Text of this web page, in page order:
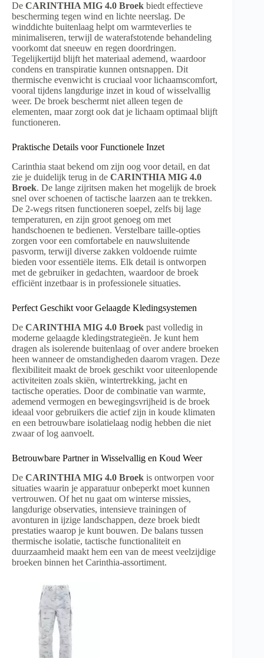
De CARINTHIA MIG 4.0 Broek biedt effectieve
bescherming tegen wind en lichte neerslag. De
winddichte buitenlaag helpt om warmteverlies te
minimaliseren, terwijl de waterafstotende behandeling
voorkomt dat sneeuw en regen doordringen.
Tegelijkertijd blijft het materiaal ademend, waardoor
condens en transpiratie kunnen ontsnappen. Dit
thermische evenwicht is cruciaal voor lichaamscomfort,
vooral tijdens langdurige inzet in koud of wisselvallig
weer. De broek beschermt niet alleen tegen de
elementen, maar zorgt ook dat je lichaam optimaal blijft
functioneren.
Praktische Details voor Functionele Inzet
Carinthia staat bekend om zijn oog voor detail, en dat
zie je duidelijk terug in de CARINTHIA MIG 4.0
Broek. De lange zijritsen maken het mogelijk de broek
snel over schoenen of tactische laarzen aan te trekken.
De 2-wegs ritsen functioneren soepel, zelfs bij lage
temperaturen, en zijn groot genoeg om met
handschoenen te bedienen. Verstelbare taille-opties
zorgen voor een comfortabele en nauwsluitende
pasvorm, terwijl diverse zakken voldoende ruimte
bieden voor essentiële items. Elk detail is ontworpen
met de gebruiker in gedachten, waardoor de broek
efficiënt inzetbaar is in professionele situaties.
Perfect Geschikt voor Gelaagde Kledingsystemen
De CARINTHIA MIG 4.0 Broek past volledig in
moderne gelaagde kledingstrategieën. Je kunt hem
dragen als isolerende buitenlaag of over andere broeken
heen wanneer de omstandigheden daarom vragen. Deze
flexibiliteit maakt de broek geschikt voor uiteenlopende
activiteiten zoals skiën, wintertrekking, jacht en
tactische operaties. Door de combinatie van warmte,
ademend vermogen en bewegingsvrijheid is de broek
ideaal voor gebruikers die actief zijn in koude klimaten
en een betrouwbare isolatielaag nodig hebben die niet
zwaar of log aanvoelt.
Betrouwbare Partner in Wisselvallig en Koud Weer
De CARINTHIA MIG 4.0 Broek is ontworpen voor
situaties waarin je apparatuur onbeperkt moet kunnen
vertrouwen. Of het nu gaat om winterse missies,
langdurige observaties, intensieve trainingen of
avonturen in ijzige landschappen, deze broek biedt
prestaties waarop je kunt bouwen. De balans tussen
thermische isolatie, tactische functionaliteit en
duurzaamheid maakt hem een van de meest veelzijdige
broeken binnen het Carinthia-assortiment.